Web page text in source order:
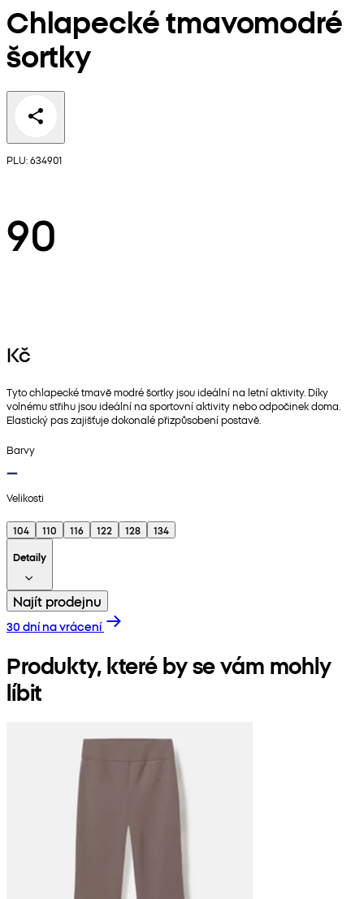
Chlapecké tmavomodré
šortky
PLU: 634901
90
Kč
Tyto chlapecké tmavě modré šortky jsou ideální na letní aktivity. Díky
volnému střihu jsou ideální na sportovní aktivity nebo odpočinek doma.
Elastický pas zajišťuje dokonalé přizpůsobení postavě.
Barvy
Velikosti
104 110 116 122 128
134
Detaily
Najít prodejnu
30 dní na vrácení
Produkty, které by se vám mohly
líbit